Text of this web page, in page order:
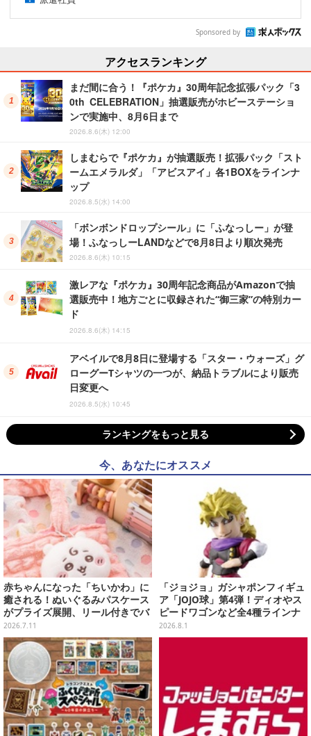
Sponsored by
アクセスランキング
まだ間に合う！『ポケカ』30周年記念拡張パック「3
0th CELEBRATION」抽選販売がホビーステーショ
ンで実施中、8月6日まで
2026.8.6(木) 12:00
しまむらで『ポケカ』が抽選販売！拡張パック「スト
ームエメラルダ」「アビスアイ」各1BOXをラインナ
ップ
2026.8.5(水) 14:00
「ボンボンドロップシール」に「ふなっしー」が登
場！ふなっしーLANDなどで8月8日より順次発売
2026.8.6(木) 10:15
激レアな『ポケカ』30周年記念商品がAmazonで抽
選販売中！地方ごとに収録された“御三家”の特別カー
ド
2026.8.6(木) 14:15
アベイルで8月8日に登場する「スター・ウォーズ」グ
ローグーTシャツの一つが、納品トラブルにより販売
日変更へ
2026.8.5(水) 10:45
ランキングをもっと見る
今、あなたにオススメ
赤ちゃんになった「ちいかわ」に
癒される！ぬいぐるみパスケース
がプライズ展開、リール付きでバ
ッグに付けられる「ハチワレ」
「くりまんじゅう」など4種
2026.7.11
「ジョジョ」ガシャポンフィギュ
ア「JOJO球」第4弾！ディオやス
ピードワゴンなど全4種ラインナ
ップ
2026.8.1